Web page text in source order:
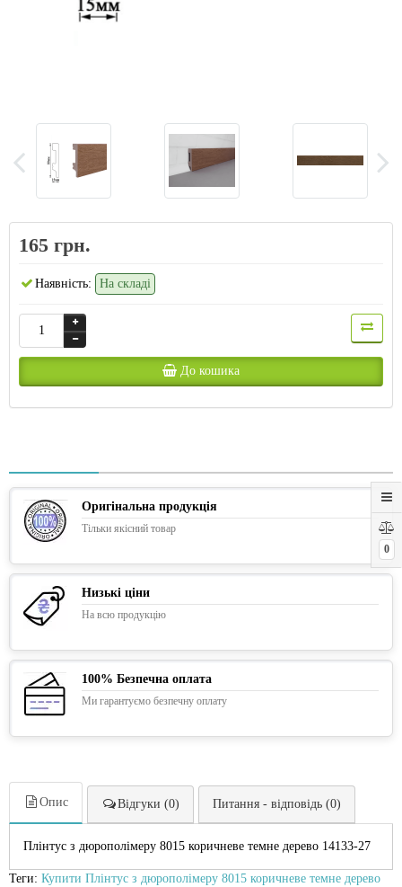
0
165 грн.
Наявність: На складі
До кошика
Оригінальна продукція
Тільки якісний товар
Низькі ціни
На всю продукцію
100% Безпечна оплата
Ми гарантуємо безпечну оплату
Опис Відгуки (0) Питання - відповідь (0)
Плінтус з дюрополімеру 8015 коричневе темне дерево 14133-27
Теги: Купити Плінтус з дюрополімеру 8015 коричневе темне дерево